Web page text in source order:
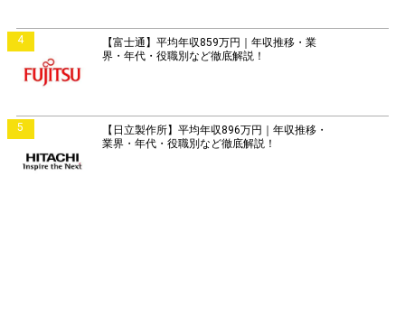
4
【富士通】平均年収859万円｜年収推移・業
界・年代・役職別など徹底解説！
5
【日立製作所】平均年収896万円｜年収推移・
業界・年代・役職別など徹底解説！